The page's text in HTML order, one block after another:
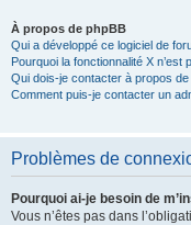
À propos de phpBB
Qui a développé ce logiciel de
Pourquoi la fonctionnalité X n’est
Qui dois-je contacter à propos de
Comment puis-je contacter un
Problèmes de
Pourquoi ai-je besoin de
Vous n’êtes pas dans